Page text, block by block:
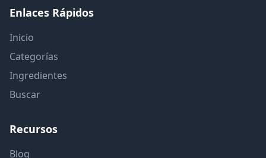
Enlaces Rápidos
Inicio
Categorías
Ingredientes
Buscar
Recursos
Blog